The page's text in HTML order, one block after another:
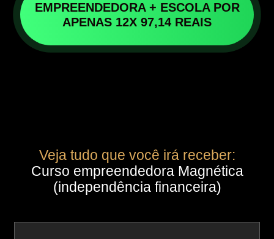
EMPREENDEDORA + ESCOLA POR
APENAS 12X 97,14 REAIS
Veja tudo que você irá receber:
Curso empreendedora Magnética
(independência financeira)